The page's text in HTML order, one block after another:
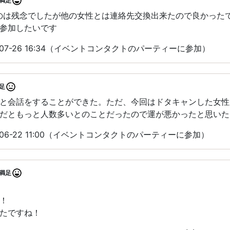
は残念でしたが他の女性とは連絡先交換出来たので良かった
加したいです
26 16:34（イベントコンタクトのパーティーに参加）
会話をすることができた。ただ、今回はドタキャンした女
ともっと人数多いとのことだったので運が悪かったと思い
22 11:00（イベントコンタクトのパーティーに参加）
足
ですね！